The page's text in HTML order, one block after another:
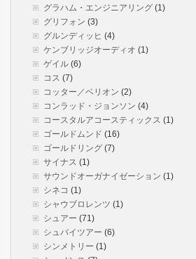
グラハム・エンジニアリング (1)
グリフォン (3)
グルンディッヒ (4)
ケンブリッジオーディオ (1)
ゲイル (6)
コス (7)
コッター／ベリオン (2)
コンラッド・ジョンソン (4)
コースタルアコースティックス (1)
ゴールドムンド (16)
ゴールドリング (7)
サイナス (1)
サウンドオーガナイゼーション (1)
シネコ (1)
シャウブロレンツ (1)
シュアー (71)
シュバイツアー (6)
シンメトリー (1)